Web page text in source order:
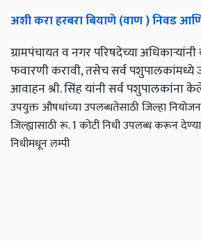
अशी करा हरबरा बियाणे (वाण ) निवड आणि
ग्रामपंचायत व नगर परिषदेच्या
फवारणी करावी, तसेच सर्व पशुपालकांमध्ये
आवाहन श्री. सिंह यांनी सर्व पशुपालकांना
उपयुक्त औषधांच्या उपलब्धतेसाठी जिल्हा
जिल्ह्यासाठी रू. 1 कोटी निधी उपलब्ध करून
निधीमधून लम्पी